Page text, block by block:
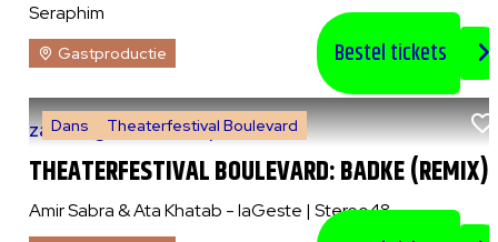
Seraphim
Gastproductie Bestel tickets
THEATERFESTIVAL BOULEVARD: BADKE (REMIX)
Dans Theaterfestival Boulevard
za 8 augustus 2026|21:00 uur
Amir Sabra & Ata Khatab - laGeste | Stereo48